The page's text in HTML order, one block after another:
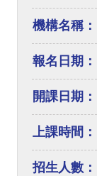
機構名稱：
報名日期：
開課日期：
上課時間：
招生人數：